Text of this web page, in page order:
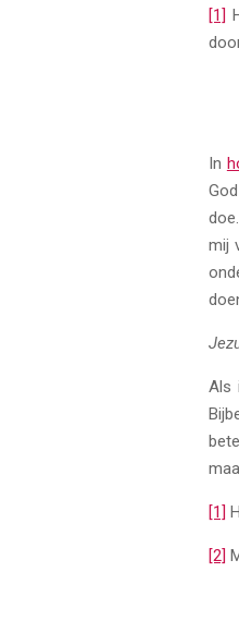
[1]
In
mij
Als
[1]
[2]